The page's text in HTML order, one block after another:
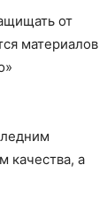
от
материалов
качества, а